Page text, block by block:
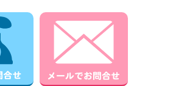
電話でお問合せ